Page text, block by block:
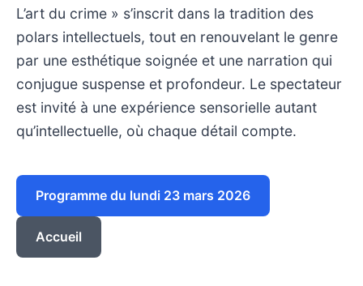
L’art du crime » s’inscrit dans la tradition des
polars intellectuels, tout en renouvelant le genre
par une esthétique soignée et une narration qui
conjugue suspense et profondeur. Le spectateur
est invité à une expérience sensorielle autant
qu’intellectuelle, où chaque détail compte.
Programme du lundi 23 mars 2026
Accueil